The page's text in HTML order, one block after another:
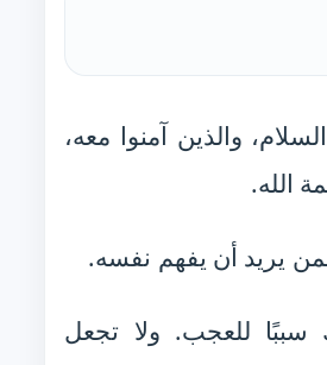
والذين آمنوا معه،
الله.
يريد أن يفهم نفسه.
للعجب. ولا تجعل